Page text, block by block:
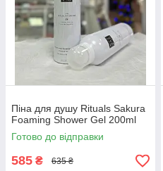
Піна для душу Rituals Sakura
Foaming Shower Gel 200ml
Готово до відправки
585 ₴ 635 ₴